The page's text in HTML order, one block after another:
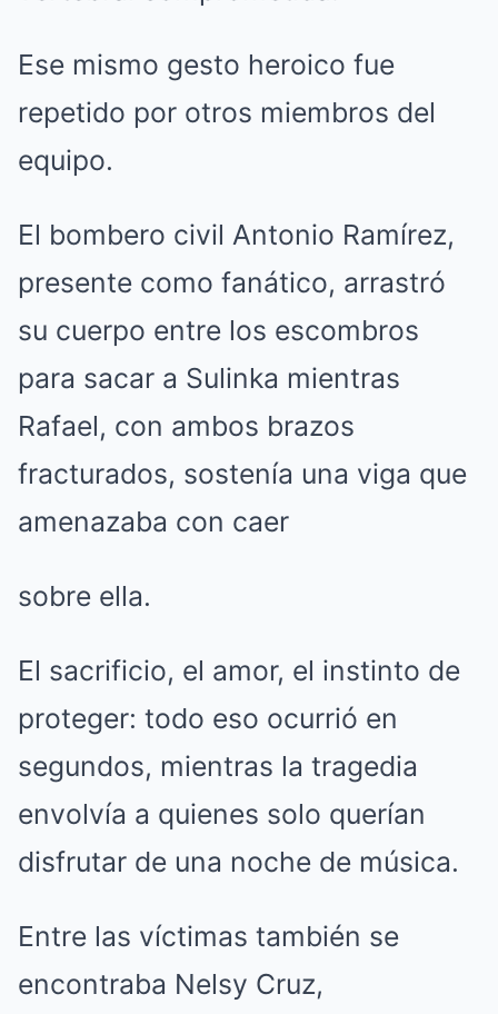
Ese mismo gesto heroico fue
repetido por otros miembros del
equipo.
El bombero civil Antonio Ramírez,
presente como fanático, arrastró
su cuerpo entre los escombros
para sacar a Sulinka mientras
Rafael, con ambos brazos
fracturados, sostenía una viga que
amenazaba con caer
sobre ella.
El sacrificio, el amor, el instinto de
proteger: todo eso ocurrió en
segundos, mientras la tragedia
envolvía a quienes solo querían
disfrutar de una noche de música.
Entre las víctimas también se
encontraba Nelsy Cruz,